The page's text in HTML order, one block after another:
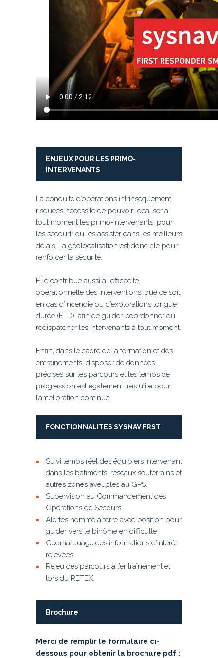
ENJEUX POUR LES PRIMO-
INTERVENANTS
La conduite d’opérations intrinsèquement
risquées nécessite de pouvoir localiser à
tout moment les primo-intervenants, pour
les secourir ou les assister dans les meilleurs
délais. La géolocalisation est donc clé pour
renforcer la sécurité.
Elle contribue aussi à l’efficacité
opérationnelle des interventions, que ce soit
en cas d’incendie ou d’explorations longue
durée (ELD), afin de guider, coordonner ou
redispatcher les intervenants à tout moment.
Enfin, dans le cadre de la formation et des
entraînements, disposer de données
précises sur les parcours et les temps de
progression est également très utile pour
l’amélioration continue.
FONCTIONNALITES SYSNAV FRST
Suivi temps réel des équipiers intervenant
dans les bâtiments, réseaux souterrains et
autres zones aveugles au GPS.
Supervision au Commandement des
Opérations de Secours
Alertes homme à terre avec position pour
guider vers le binôme en difficulté
Géomarquage des informations d’intérêt
relevées
Rejeu des parcours à l’entraînement et
lors du RETEX.
Brochure
Merci de remplir le formulaire ci-
dessous pour obtenir la brochure pdf :